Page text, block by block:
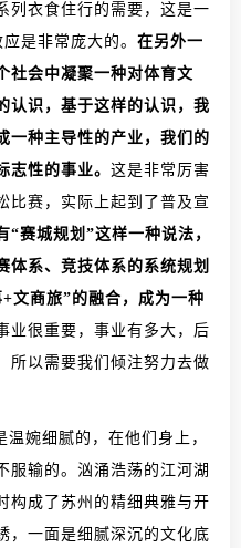
列衣食住行的需要，这是一
是非常庞大的。 在另外一
社会中凝聚一种对体育文
认识，基于这样的认识，我
一种主导性的产业，我们的
志性的事业。 这是非常厉害
比赛，实际上起到了普及宣
“赛城规划”这样一种说法，
体系、竞技体系的系统规划
文商旅”的融合，成为一种
业很重要，事业有多大，后
所以需要我们倾注努力去做
温婉细腻的，在他们身上，
服输的。汹涌浩荡的江河湖
构成了苏州的精细典雅与开
，一面是细腻深沉的文化底